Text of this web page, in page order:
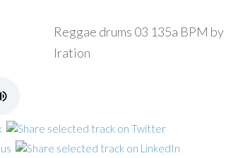
Reggae drums 03 135a BPM
Iration